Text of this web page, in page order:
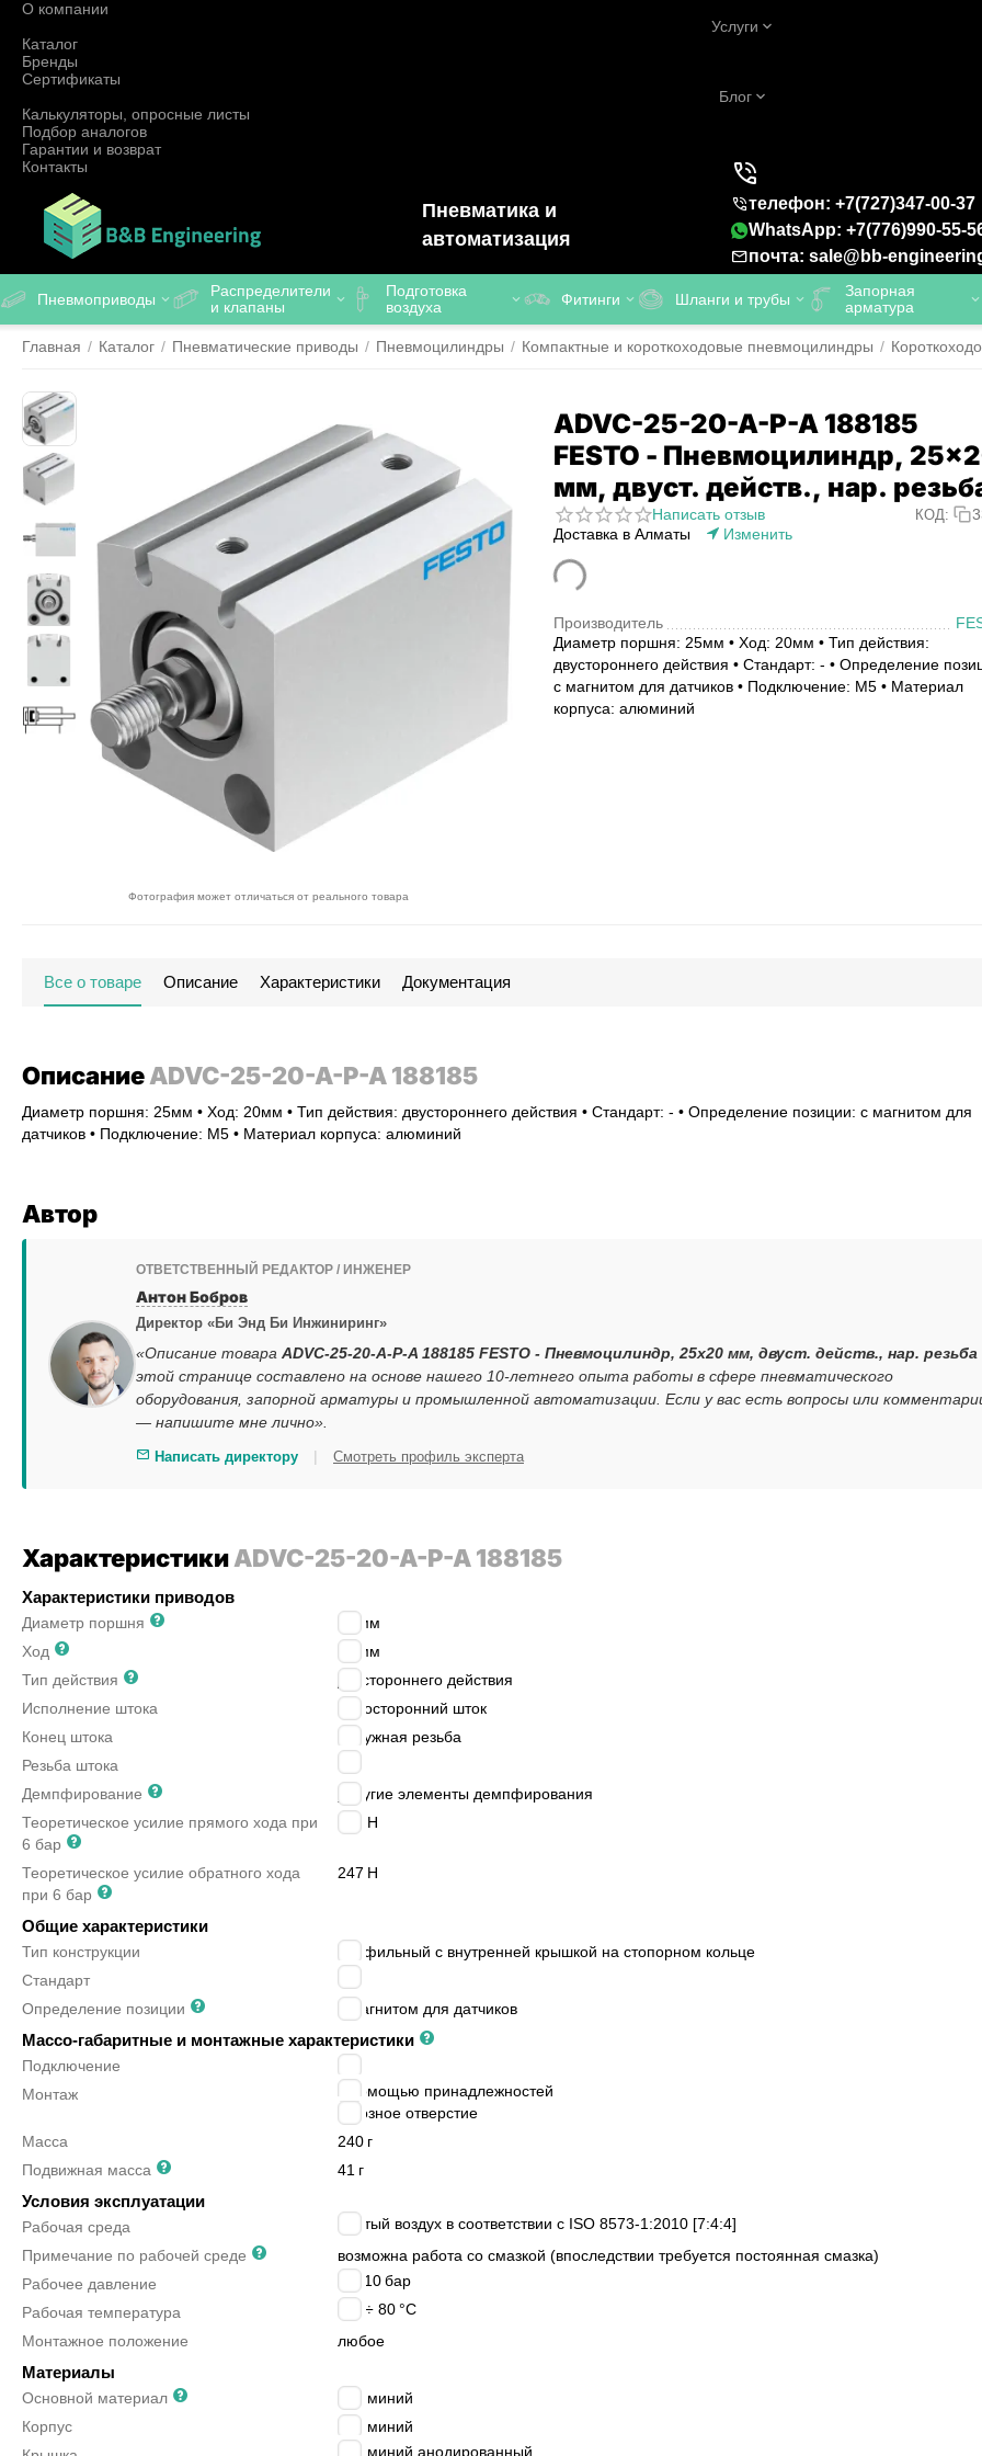
О компании
Услуги
Каталог
Бренды
Сертификаты
Блог
Калькуляторы, опросные листы
Подбор аналогов
Гарантии и возврат
Контакты
Пневматика и
автоматизация
телефон: +7(727)347-00-37
WhatsApp: +7(776)990-55-
почта: sale@bb-
Пневмоприводы
Распределители
и клапаны
Подготовка
воздуха
Фитинги Шланги и трубы
Запорная
арматура
Главная / Каталог / Пневматические приводы / Пневмоцилиндры / Компактные и короткоходовые пневмоцилиндры /
Фотография может отличаться от реального товара
ADVC-25-20-A-P-A 188185
FESTO - Пневмоцилиндр,
мм, двуст. действ., нар.
Написать отзыв КОД:
Доставка в Алматы
Изменить
Производитель
Диаметр поршня: 25мм • Ход: 20мм • Тип действия:
двустороннего действия • Стандарт: - • Определение
с магнитом для датчиков • Подключение: M5 • Материал
корпуса: алюминий
Все о товаре Описание Характеристики Документация
ОписаниеADVC-25-20-A-P-A 188185
Диаметр поршня: 25мм • Ход: 20мм • Тип действия: двустороннего действия • Стандарт: - • Определение позиции: с магнитом для
датчиков • Подключение: M5 • Материал корпуса: алюминий
Автор
ОТВЕТСТВЕННЫЙ РЕДАКТОР / ИНЖЕНЕР
Антон Бобров
Директор «Би Энд Би Инжиниринг»
«Описание товара ADVC-25-20-A-P-A 188185 FESTO - Пневмоцилиндр, 25x20 мм, двуст. действ., нар. резьба
этой странице составлено на основе нашего 10-летнего опыта работы в сфере пневматического
оборудования, запорной арматуры и промышленной автоматизации. Если у вас есть вопросы или
— напишите мне лично».
Написать директору | Смотреть профиль эксперта
ХарактеристикиADVC-25-20-A-P-A 188185
Характеристики приводов
Диаметр поршня
мм
Ход
мм
Тип действия
двустороннего действия
Исполнение штока
односторонний шток
Конец штока
наружная резьба
Резьба штока
Демпфирование
упругие элементы демпфирования
Теоретическое усилие прямого хода при
6 бар
Н
Теоретическое усилие обратного хода
при 6 бар
247 Н
Общие характеристики
Тип конструкции
профильный с внутренней крышкой на стопорном кольце
Стандарт
Определение позиции
с магнитом для датчиков
Массо-габаритные и монтажные характеристики
Подключение
Монтаж
с помощью принадлежностей
сквозное отверстие
Масса
240 г
Подвижная масса
41 г
Условия эксплуатации
Рабочая среда
сжатый воздух в соответствии с ISO 8573-1:2010 [7:4:4]
Примечание по рабочей среде
возможна работа со смазкой (впоследствии требуется постоянная смазка)
Рабочее давление
1 ÷ 10бар
Рабочая температура
-20 ÷ 80 °C
Монтажное положение
любое
Материалы
Основной материал
алюминий
Корпус
алюминий
алюминий анодированный